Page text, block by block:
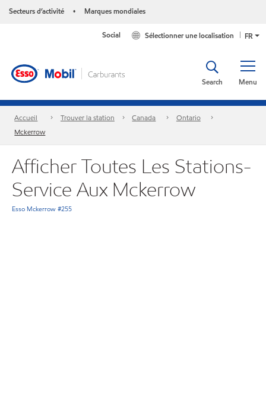
Secteurs d’activité • Marques mondiales
FR
Sélectionner une localisation
Social
Menu
Search
Accueil Trouver la station Canada
Ontario
Mckerrow
Afficher Toutes Les Stations-
Service Aux Mckerrow
Esso Mckerrow #255